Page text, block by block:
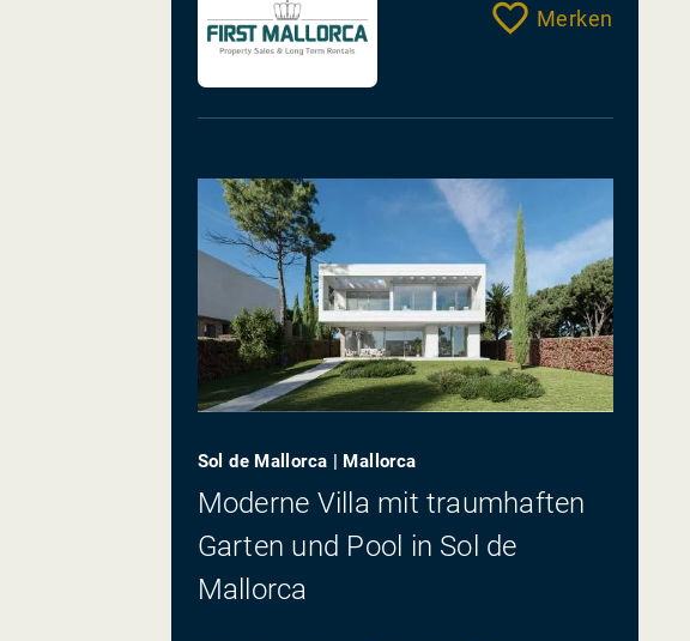
Merken
Sol de Mallorca | Mallorca
Moderne Villa mit traumhaften
Garten und Pool in Sol de
Mallorca